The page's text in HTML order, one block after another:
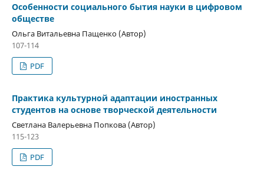
Особенности социального бытия науки в цифровом
обществе
Ольга Витальевна Пащенко (Автор)
107-114
PDF
Практика культурной адаптации иностранных
студентов на основе творческой деятельности
Светлана Валерьевна Попкова (Автор)
115-123
PDF